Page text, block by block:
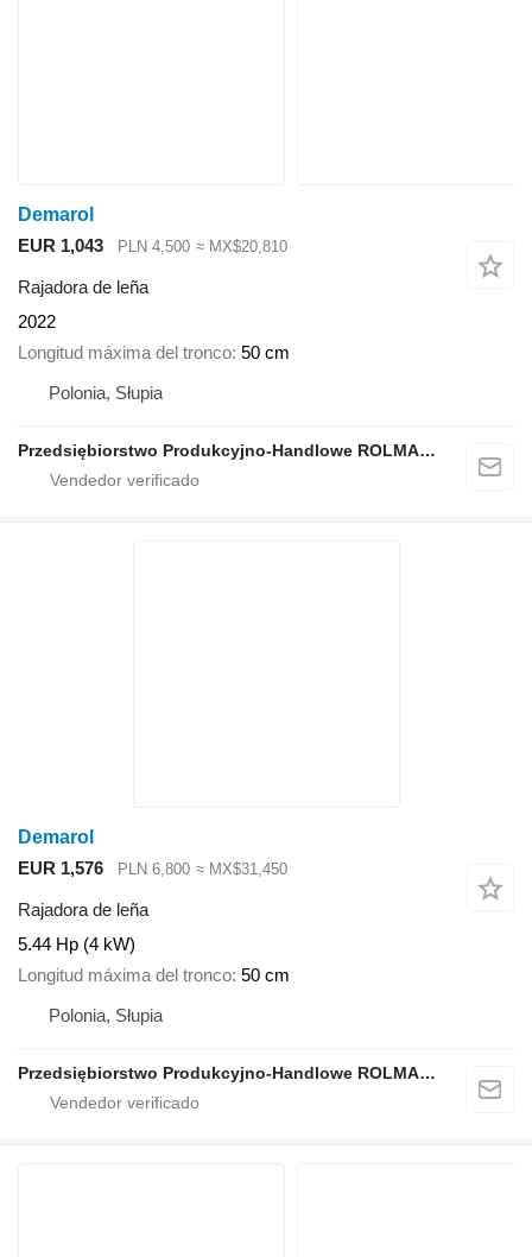
Demarol
EUR 1,043
PLN 4,500 ≈ MX$20,810
Rajadora de leña
2022
Longitud máxima del tronco 50 cm
Polonia, Słupia
Przedsiębiorstwo Produkcyjno-Handlowe ROLMAPOL Marcin Dziekan
Demarol
EUR 1,576
PLN 6,800 ≈ MX$31,450
Rajadora de leña
5.44 Hp (4 kW)
Longitud máxima del tronco 50 cm
Polonia, Słupia
Przedsiębiorstwo Produkcyjno-Handlowe ROLMAPOL Marcin Dziekan